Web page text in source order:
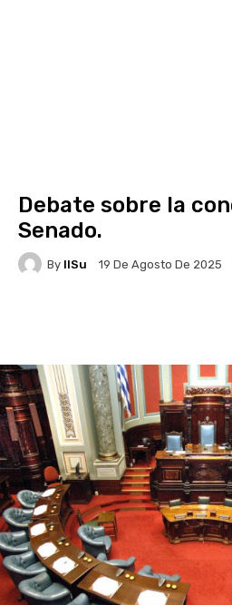
Debate sobre la
Senado.
By IlSu 19 De Agosto De 2025